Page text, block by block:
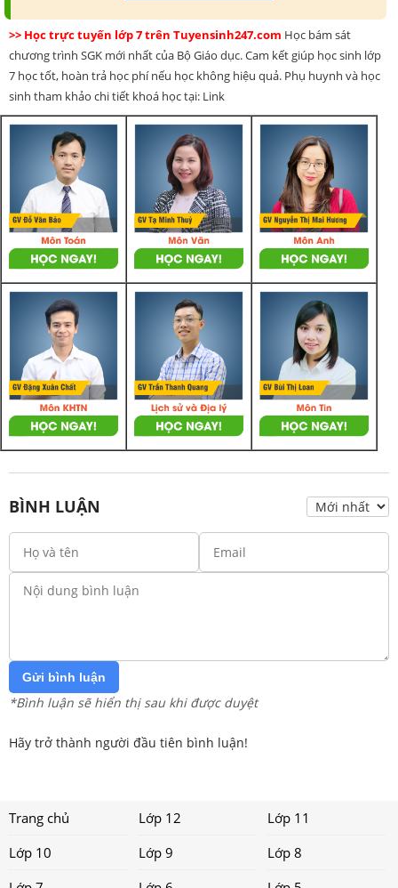
>> Học trực tuyến lớp 7 trên Tuyensinh247.com Học bám sát
chương trình SGK mới nhất của Bộ Giáo dục. Cam kết giúp học sinh lớp
7 học tốt, hoàn trả học phí nếu học không hiệu quả. Phụ huynh và học
sinh tham khảo chi tiết khoá học tại: Link
BÌNH LUẬN
Gửi bình luận
*Bình luận sẽ hiển thị sau khi được duyệt
Hãy trở thành người đầu tiên bình luận!
Trang chủ Lớp 12
Lớp 11
Lớp 10
Lớp 9
Lớp 8